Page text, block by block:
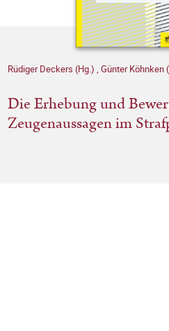
Rüdiger Deckers (Hg.) , Günter Köhnken
Die Erhebung und
Zeugenaussagen im